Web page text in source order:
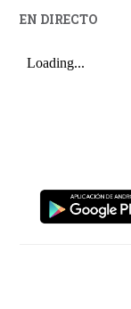
EN DIRECTO